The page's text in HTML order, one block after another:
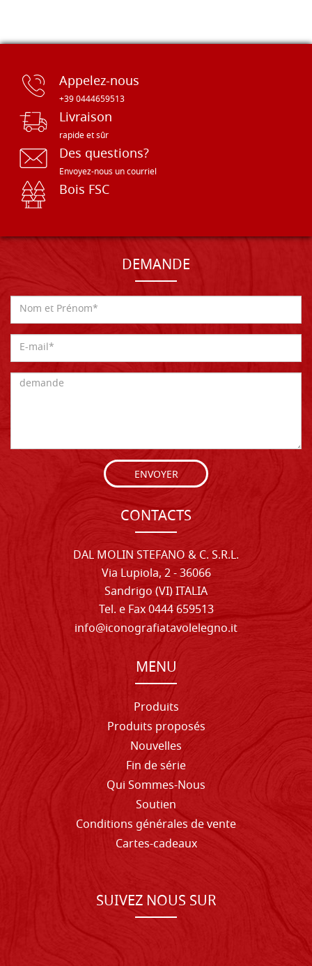
Appelez-nous
+39 0444659513
Livraison
rapide et sûr
Des questions?
Envoyez-nous un courriel
Bois FSC
DEMANDE
ENVOYER
CONTACTS
DAL MOLIN STEFANO & C. S.R.L.
Via Lupiola, 2 - 36066
Sandrigo (VI) ITALIA
Tel. e Fax 0444 659513
info@iconografiatavolelegno.it
MENU
Produits
Produits proposés
Nouvelles
Fin de série
Qui Sommes-Nous
Soutien
Conditions générales de vente
Cartes-cadeaux
SUIVEZ NOUS SUR